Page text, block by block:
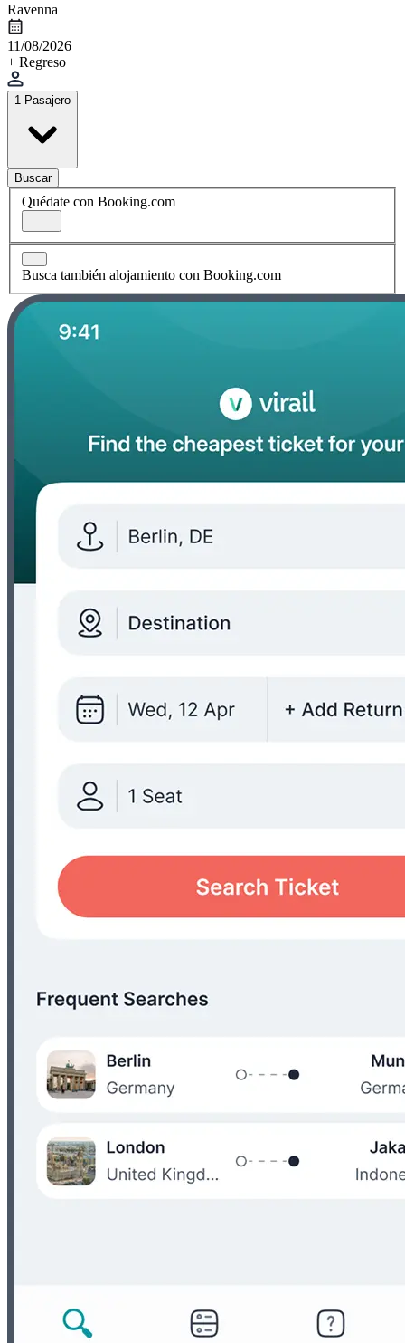
Ravenna
11/08/2026
+ Regreso
1 Pasajero
Buscar
Quédate con Booking.com
Busca también alojamiento con Booking.com